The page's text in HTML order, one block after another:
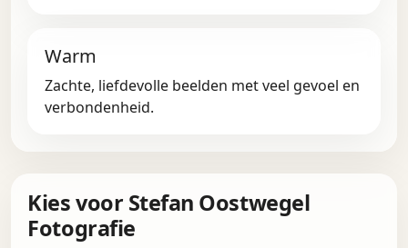
Warm
Zachte, liefdevolle beelden met veel gevoel en
verbondenheid.
Kies voor Stefan Oostwegel
Fotografie